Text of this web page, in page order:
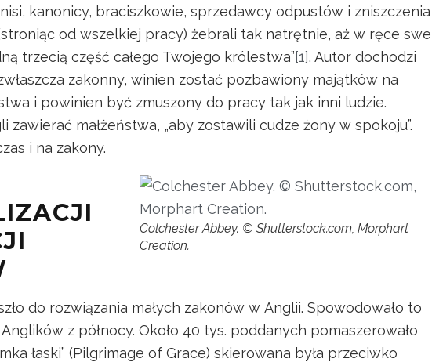
kanonicy, braciszkowie, sprzedawcy odpustów i zniszczenia
od wszelkiej pracy) żebrali tak natrętnie, aż w ręce swe
trzecią część całego Twojego królestwa”[1]. Autor dochodzi
zakonny, winien zostać pozbawiony majątków na
i powinien być zmuszony do pracy tak jak inni ludzie.
zawierać małżeństwa, „aby zostawili cudze żony w spokoju”.
i na zakony.
Colchester Abbey. © Shutterstock.com, Morphart
Creation.
do rozwiązania małych zakonów w Anglii. Spowodowało to
z północy. Około 40 tys. poddanych pomaszerowało
łaski” (Pilgrimage of Grace) skierowana była przeciwko